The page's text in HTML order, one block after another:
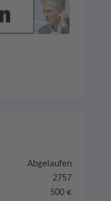
Abgelaufen
2757
500 €